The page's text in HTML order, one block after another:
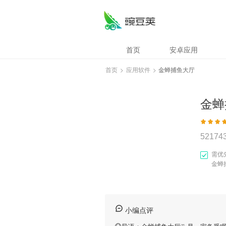
首页 安卓应用
首页 > 应用软件 > 金蝉捕鱼大厅
金
需优
金蝉
小编点评